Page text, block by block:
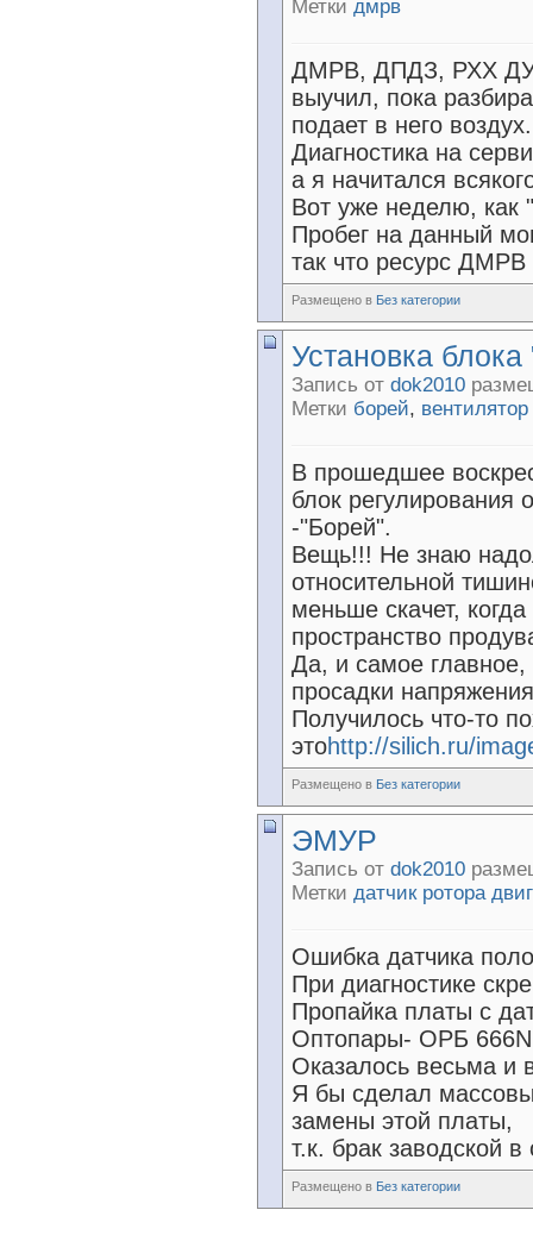
Метки дмрв
ДМРВ, ДПДЗ, РХХ ДУ -
выучил, пока
подает в него воздух.
Диагностика на
а я начитался
Вот уже неделю, как
Пробег на данный
так что ресурс
Размещено в Без категории
Установка
Запись от dok2010
Метки борей,
В прошедшее
блок регулирования
-"Борей".
Вещь!!! Не знаю
относительной
меньше скачет,
пространство
Да, и самое главное,
просадки
Получилось что-то
этоhttp://silich.ru/
Размещено в Без категории
ЭМУР
Запись от dok2010
Метки датчик ротора
Ошибка датчика
При диагностике
Пропайка платы с
Оптопары- ОРБ
Оказалось весьма и
Я бы сделал
замены этой платы,
т.к. брак заводской
Размещено в Без категории